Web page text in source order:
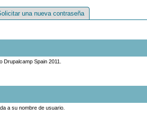
una nueva contraseña
Spain 2011.
a su nombre de usuario.